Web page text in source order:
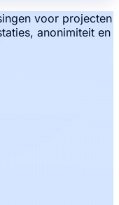
voor projecten
anonimiteit en